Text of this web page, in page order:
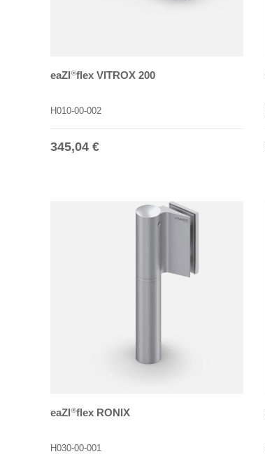
eaZI®flex VITROX 200
H010-00-002
Normaler Preis
345,04 €
eaZI®flex RONIX
H030-00-001